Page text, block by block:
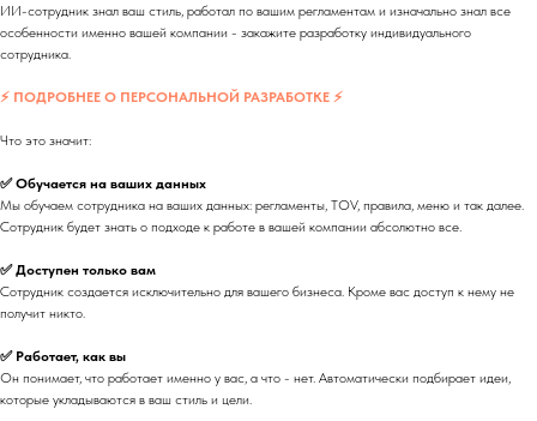
ИИ-сотрудник знал ваш стиль, работал по вашим регламентам и изначально знал все
особенности именно вашей компании - закажите разработку индивидуального
сотрудника.
⚡ ПОДРОБНЕЕ О ПЕРСОНАЛЬНОЙ РАЗРАБОТКЕ ⚡
Что это значит:
✅ Обучается на ваших данных
Мы обучаем сотрудника на ваших данных: регламенты, TOV, правила, меню и так далее.
Сотрудник будет знать о подходе к работе в вашей компании абсолютно все.
✅ Доступен только вам
Сотрудник создается исключительно для вашего бизнеса. Кроме вас доступ к нему не
получит никто.
✅ Работает, как вы
Он понимает, что работает именно у вас, а что - нет. Автоматически подбирает идеи,
которые укладываются в ваш стиль и цели.